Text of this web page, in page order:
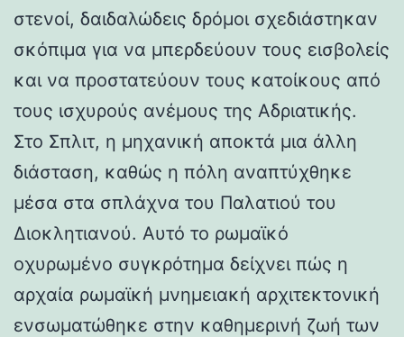
στενοί, δαιδαλώδεις δρόμοι σχεδιάστηκαν
σκόπιμα για να μπερδεύουν τους εισβολείς
και να προστατεύουν τους κατοίκους από
τους ισχυρούς ανέμους της Αδριατικής.
Στο Σπλιτ, η μηχανική αποκτά μια άλλη
διάσταση, καθώς η πόλη αναπτύχθηκε
μέσα στα σπλάχνα του Παλατιού του
Διοκλητιανού. Αυτό το ρωμαϊκό
οχυρωμένο συγκρότημα δείχνει πώς η
αρχαία ρωμαϊκή μνημειακή αρχιτεκτονική
ενσωματώθηκε στην καθημερινή ζωή των